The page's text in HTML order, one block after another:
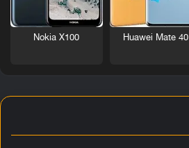
Huawei Mate 40
Nokia X100